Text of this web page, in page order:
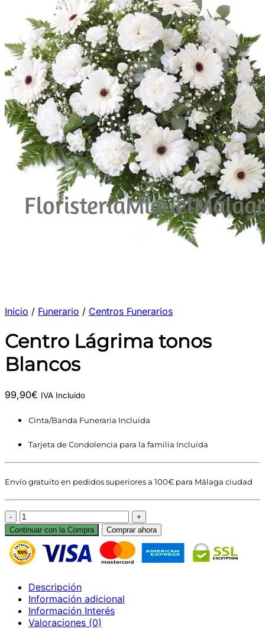
Inicio / Funerario / Centros Funerarios
Centro Lágrima tonos
Blancos
99,90€ IVA Incluido
Cinta/Banda Funeraria Incluida
Tarjeta de Condolencia para la familia Incluida
Envío gratuito en pedidos superiores a 100€ para Málaga ciudad
Centro
Lágrima
tonos
Blancos
cantidad
Continuar con la Compra Comprar ahora
Descripción
Información adicional
Información Interés
Valoraciones (0)